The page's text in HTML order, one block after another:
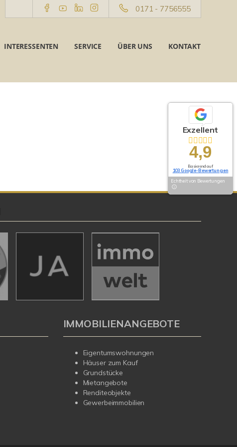
0171 - 7756555
INTERESSENTEN SERVICE ÜBER UNS KONTAKT
Exzellent
4,9
Basierend auf
103 Google-Bewertungen
Echtheit von Bewertungen
IMMOBILIENANGEBOTE
Eigentumswohnungen
Häuser zum Kauf
Grundstücke
Mietangebote
Renditeobjekte
Gewerbeimmobilien